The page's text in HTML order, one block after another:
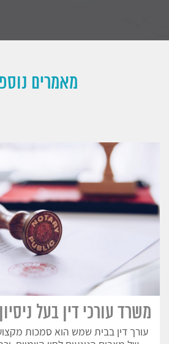
מאמרים
משרד עורכי דין בעל
עורך דין בבית שמש הוא סמכות